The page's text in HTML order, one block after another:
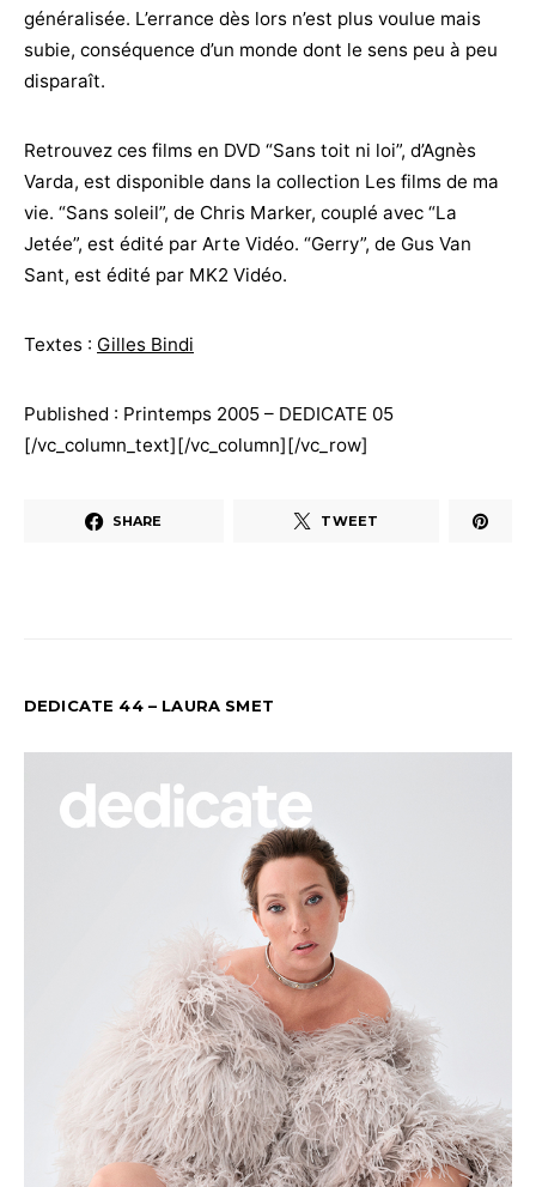
généralisée. L’errance dès lors n’est plus voulue mais
subie, conséquence d’un monde dont le sens peu à peu
disparaît.
Retrouvez ces films en DVD “Sans toit ni loi”, d’Agnès
Varda, est disponible dans la collection Les films de ma
vie. “Sans soleil”, de Chris Marker, couplé avec “La
Jetée”, est édité par Arte Vidéo. “Gerry”, de Gus Van
Sant, est édité par MK2 Vidéo.
Textes : Gilles Bindi
Published : Printemps 2005 – DEDICATE 05
[/vc_column_text][/vc_column][/vc_row]
SHARE TWEET
DEDICATE 44 – LAURA SMET